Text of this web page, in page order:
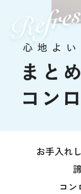
お手入れ
コ